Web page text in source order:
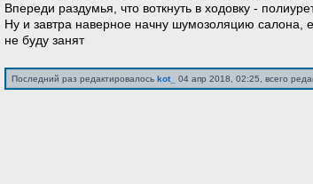
Впереди раздумья, что воткнуть в ходовку -
Ну и завтра наверное начну шумозоляцию
не буду занят
Последний раз редактировалось kot_ 04 апр 2018, 02:25, всего